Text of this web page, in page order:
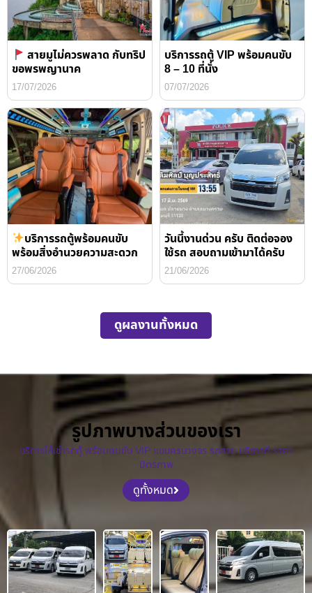
สายมูไม่ควรพลาด กับทริป
ขอพรพญานาค
17/07/2026
บริการรถตู้ VIP พร้อมคนขับ
8 – 10 ที่นั่ง
07/07/2026
บริการรถตู้พร้อมคนขับ
พร้อมสิ่งอำนวยความสะดวก
27/06/2026
วันนี้งานด่วน ครับ ติดต่อจอง
ใช้รถ สอบถามเข้ามาได้ครับ
21/06/2026
ดูผลงานทั้งหมด
รูปภาพบางส่วนของเรา
บริการให้เช่ารถตู้ พร้อมคนขับ VIP แบบครบวงจร รถสวย บริการดี ราคา
มิตรภาพ
ดูทั้งหมด